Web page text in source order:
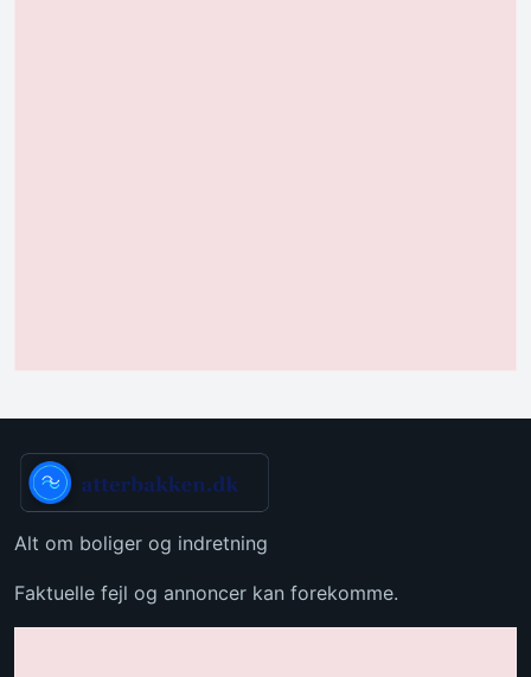
Alt om boliger og indretning
Faktuelle fejl og annoncer kan forekomme.